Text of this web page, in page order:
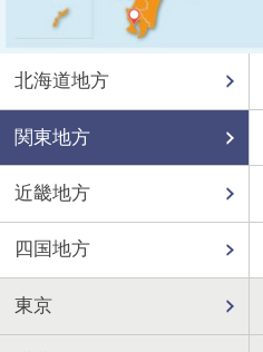
北海道地方
関東地方
近畿地方
四国地方
東京